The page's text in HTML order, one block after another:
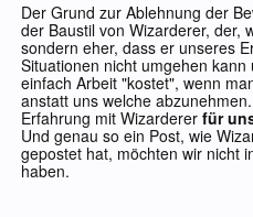
Der Grund zur Ablehnung der
der Baustil von Wizarderer, der,
sondern eher, dass er unseres
Situationen nicht umgehen
einfach Arbeit "kostet", wenn
anstatt uns welche
Erfahrung mit Wizarderer für
Und genau so ein Post, wie
gepostet hat, möchten wir nicht
haben.